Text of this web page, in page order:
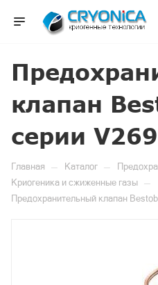
клапан
серии
Главная — Каталог —
Криогеника и сжиженные газы —
Предохранительный клапан